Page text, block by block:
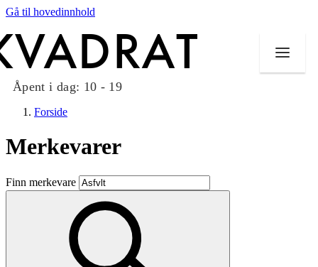
Gå til hovedinnhold
Åpent i dag: 10 - 19
Butikker
Mat og drikke
Taket på Kvadrat
Forside
Merkevarer
Finn merkevare